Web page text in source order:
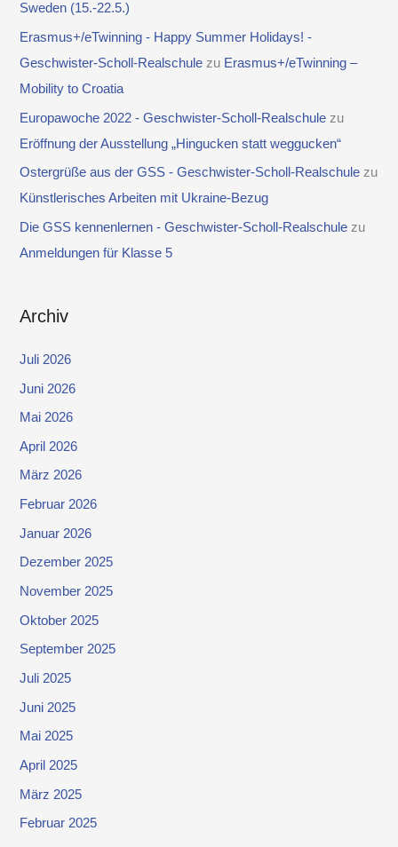
Sweden (15.-22.5.)
Erasmus+/eTwinning - Happy Summer Holidays! -
Geschwister-Scholl-Realschule zu Erasmus+/eTwinning –
Mobility to Croatia
Europawoche 2022 - Geschwister-Scholl-Realschule zu
Eröffnung der Ausstellung „Hingucken statt weggucken“
Ostergrüße aus der GSS - Geschwister-Scholl-Realschule zu
Künstlerisches Arbeiten mit Ukraine-Bezug
Die GSS kennenlernen - Geschwister-Scholl-Realschule zu
Anmeldungen für Klasse 5
Archiv
Juli 2026
Juni 2026
Mai 2026
April 2026
März 2026
Februar 2026
Januar 2026
Dezember 2025
November 2025
Oktober 2025
September 2025
Juli 2025
Juni 2025
Mai 2025
April 2025
März 2025
Februar 2025